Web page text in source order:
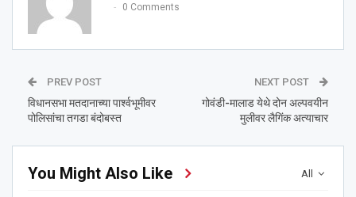
0 Comments
PREV POST
विधानसभा मतदानाच्या पार्श्‍वभूमीवर
पोलिसांचा तगडा बंदोबस्त
NEXT POST
गोवंडी-मालाड येथे दोन अल्पवयीन
मुलीवर लैगिंक अत्याचार
All
You Might Also Like